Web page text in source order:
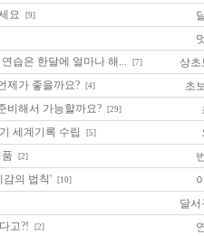
요 [9]
습은 한달에 얼마나 해... [7] 상초
제가 좋을까요? [4] 초
비해서 가능할까요? [29]
세계기록 수립 [5]
[2]
감의 법칙' [10]
달
고?! [2]